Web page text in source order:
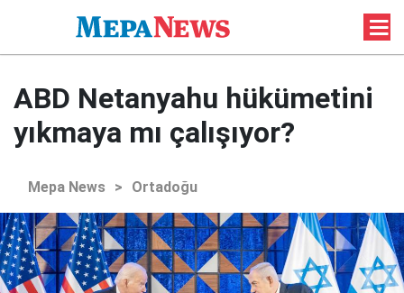
ABD Netanyahu hükümetini
yıkmaya mı çalışıyor?
Mepa News > Ortadoğu